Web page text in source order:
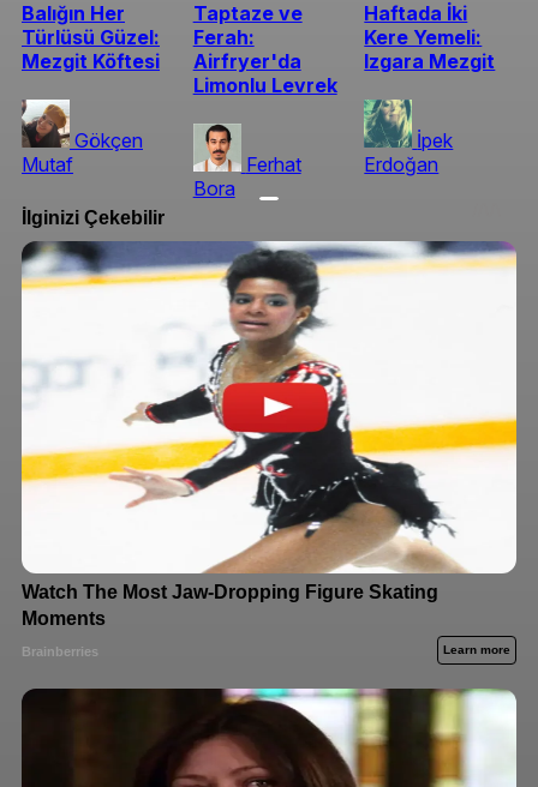
Balığın Her
Türlüsü Güzel:
Mezgit Köftesi
Gökçen
Mutaf
Taptaze ve
Ferah:
Airfryer'da
Limonlu Levrek
Ferhat
Bora
Haftada İki
Kere Yemeli:
Izgara Mezgit
İpek
Erdoğan